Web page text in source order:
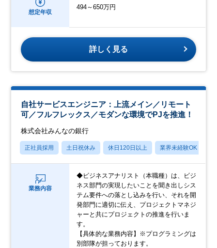
想定年収
494～650万円
詳しく見る
自社サービスエンジニア：上流メイン／リモート
可／フルフレックス／モダンな環境でPJを推進！
株式会社みんなの銀行
正社員採用 土日祝休み 休日120日以上 業界未経験OK
業務内容
◆ビジネスアナリスト（本職種）は、ビジ
ネス部門の実現したいことを聞き出しシス
テム要件への落とし込みを行い、それを開
発部門に適切に伝え、プロジェクトマネジ
ャーと共にプロジェクトの推進を行いま
す。
【具体的な業務内容】※プログラミングは
別部隊が担っております。